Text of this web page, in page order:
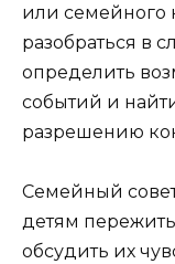
или семейного
разобраться в
определить
событий и
разрешению
Семейный
детям
обсудить их